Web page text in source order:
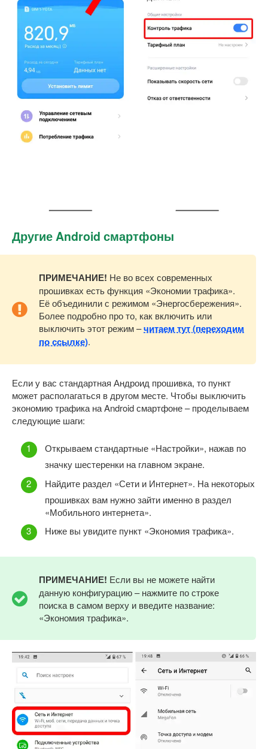
Другие Android смартфоны
ПРИМЕЧАНИЕ! Не во всех современных
прошивках есть функция «Экономии трафика».
Её объединили с режимом «Энергосбережения».
Более подробно про то, как включить или
выключить этот режим –читаем тут (переходим
по ссылке).
Если у вас стандартная Андроид прошивка, то пункт
может располагаться в другом месте. Чтобы выключить
экономию трафика на Android смартфоне – проделываем
следующие шаги:
Открываем стандартные «Настройки», нажав по
значку шестеренки на главном экране.
Найдите раздел «Сети и Интернет». На некоторых
прошивках вам нужно зайти именно в раздел
«Мобильного интернета».
Ниже вы увидите пункт «Экономия трафика».
ПРИМЕЧАНИЕ! Если вы не можете найти
данную конфигурацию – нажмите по строке
поиска в самом верху и введите название:
«Экономия трафика».